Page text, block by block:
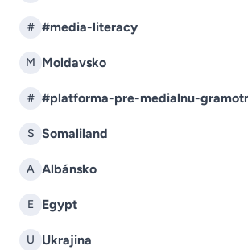
# #media-literacy
M Moldavsko
# #platforma-pre-medialnu-
S Somaliland
A Albánsko
E Egypt
U Ukrajina